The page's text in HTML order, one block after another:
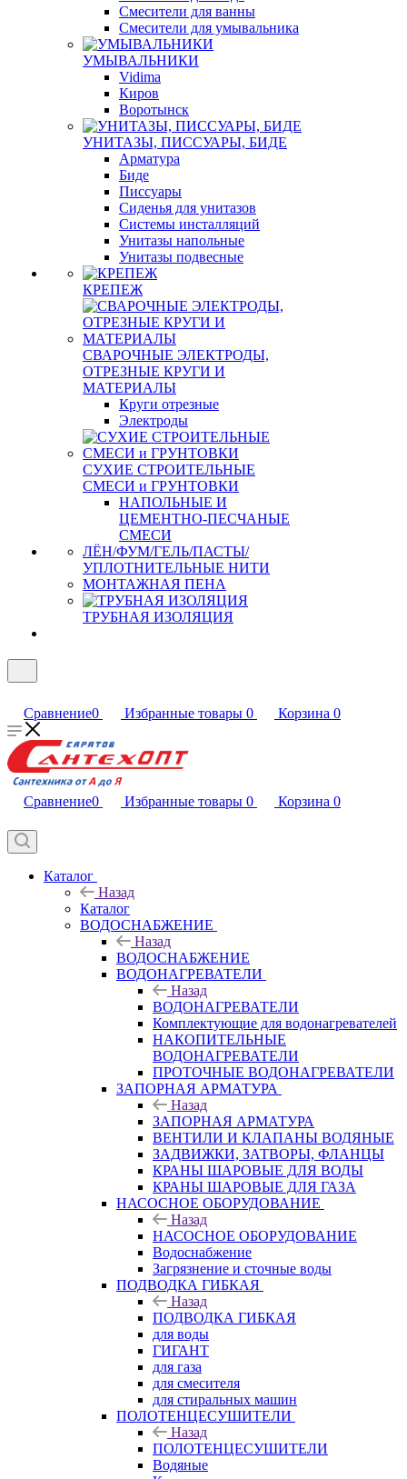
Смесители для ванны
Смесители для умывальника
УМЫВАЛЬНИКИ
Vidima
Киров
Воротынск
УНИТАЗЫ, ПИССУАРЫ, БИДЕ
Арматура
Биде
Писсуары
Сиденья для унитазов
Системы инсталляций
Унитазы напольные
Унитазы подвесные
КРЕПЕЖ
СВАРОЧНЫЕ ЭЛЕКТРОДЫ,
ОТРЕЗНЫЕ КРУГИ И
МАТЕРИАЛЫ
Круги отрезные
Электроды
СУХИЕ СТРОИТЕЛЬНЫЕ
СМЕСИ и ГРУНТОВКИ
НАПОЛЬНЫЕ И
ЦЕМЕНТНО-ПЕСЧАНЫЕ
СМЕСИ
ЛЁН/ФУМ/ГЕЛЬ/ПАСТЫ/
УПЛОТНИТЕЛЬНЫЕ НИТИ
МОНТАЖНАЯ ПЕНА
ТРУБНАЯ ИЗОЛЯЦИЯ
Сравнение0 Избранные товары 0 Корзина 0
Сравнение0 Избранные товары 0 Корзина 0
Каталог
Назад
Каталог
ВОДОСНАБЖЕНИЕ
Назад
ВОДОСНАБЖЕНИЕ
ВОДОНАГРЕВАТЕЛИ
Назад
ВОДОНАГРЕВАТЕЛИ
Комплектующие для водонагревателей
НАКОПИТЕЛЬНЫЕ
ВОДОНАГРЕВАТЕЛИ
ПРОТОЧНЫЕ ВОДОНАГРЕВАТЕЛИ
ЗАПОРНАЯ АРМАТУРА
Назад
ЗАПОРНАЯ АРМАТУРА
ВЕНТИЛИ И КЛАПАНЫ ВОДЯНЫЕ
ЗАДВИЖКИ, ЗАТВОРЫ, ФЛАНЦЫ
КРАНЫ ШАРОВЫЕ ДЛЯ ВОДЫ
КРАНЫ ШАРОВЫЕ ДЛЯ ГАЗА
НАСОСНОЕ ОБОРУДОВАНИЕ
Назад
НАСОСНОЕ ОБОРУДОВАНИЕ
Водоснабжение
Загрязнение и сточные воды
ПОДВОДКА ГИБКАЯ
Назад
ПОДВОДКА ГИБКАЯ
для воды
ГИГАНТ
для газа
для смесителя
для стиральных машин
ПОЛОТЕНЦЕСУШИТЕЛИ
Назад
ПОЛОТЕНЦЕСУШИТЕЛИ
Водяные